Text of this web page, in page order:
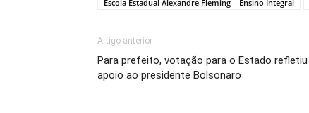
Escola Estadual Alexandre Fleming – Ensino Integral
Artigo anterior
Para prefeito, votação para o Estado refletiu
apoio ao presidente Bolsonaro